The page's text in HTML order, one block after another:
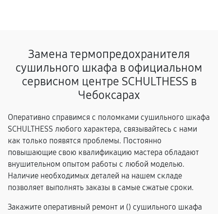
Замена термопредохранителя
сушильного шкафа в официальном
сервисном центре SCHULTHESS в
Чебоксарах
Оперативно справимся с поломками сушильного шкафа
SCHULTHESS любого характера, связывайтесь с нами
как только появятся проблемы. Постоянно
повышающие свою квалификацию мастера обладают
внушительном опытом работы с любой моделью.
Наличие необходимых деталей на нашем складе
позволяет выполнять заказы в самые сжатые сроки.
Закажите оперативный ремонт и () сушильного шкафа